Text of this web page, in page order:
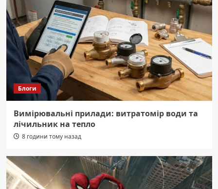
Блоги
Вимірювальні прилади: витратомір води та
лічильник на тепло
8 години тому назад